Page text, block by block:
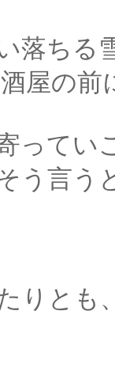
ひと
屋の前
か
っ
に浮